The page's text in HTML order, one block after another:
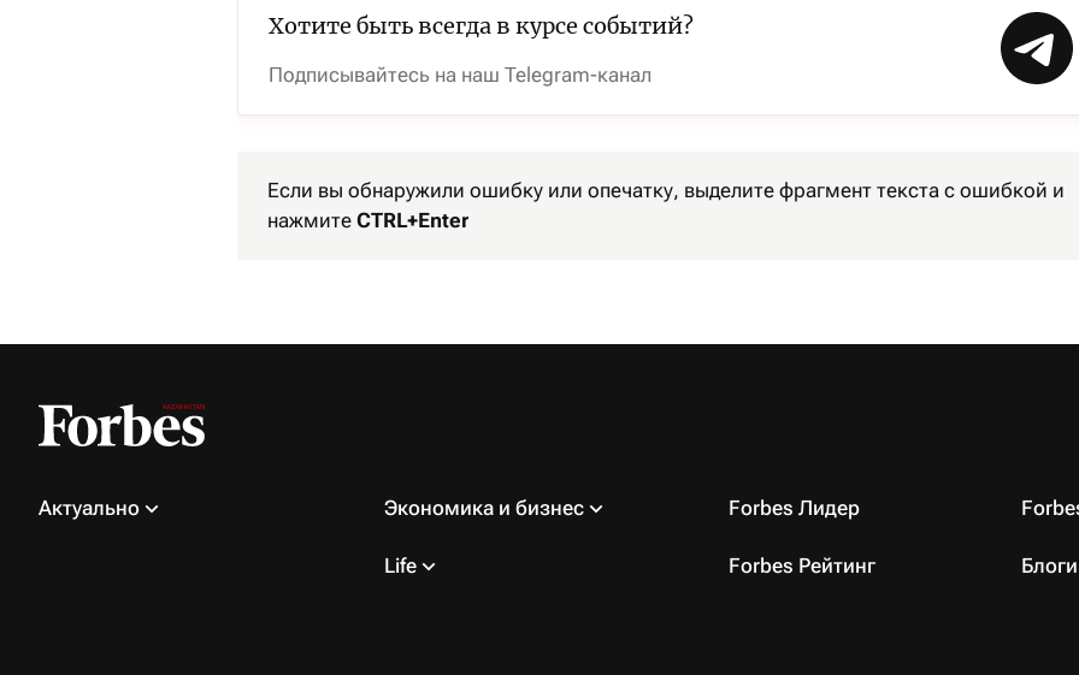
Хотите быть всегда в курсе событий?
Подписывайтесь на наш Telegram-канал
Если вы обнаружили ошибку или опечатку, выделите фрагмент текста с ошибкой и
нажмите CTRL+Enter
Актуально Экономика и бизнес
Life
Forbes Лидер
Forbes Рейтинг Блоги